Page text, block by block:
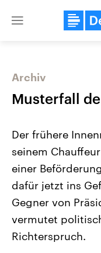
Close
Landtagswahl
Alle Informationen
Sachsen-Anhalt wählt
September 2026 einen
Archiv
Musterfall
Der frühere
seinem
einer
dafür jetzt ins
Gegner von
vermutet
Richterspruch.